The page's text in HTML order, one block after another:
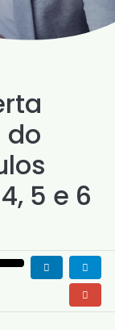
do
5 e 6